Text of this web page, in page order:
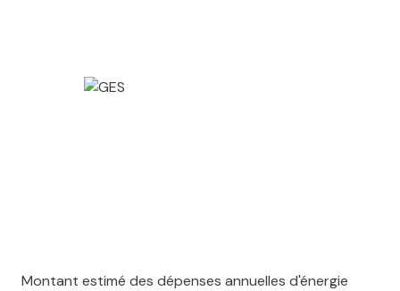
Montant estimé des dépenses annuelles d'énergie